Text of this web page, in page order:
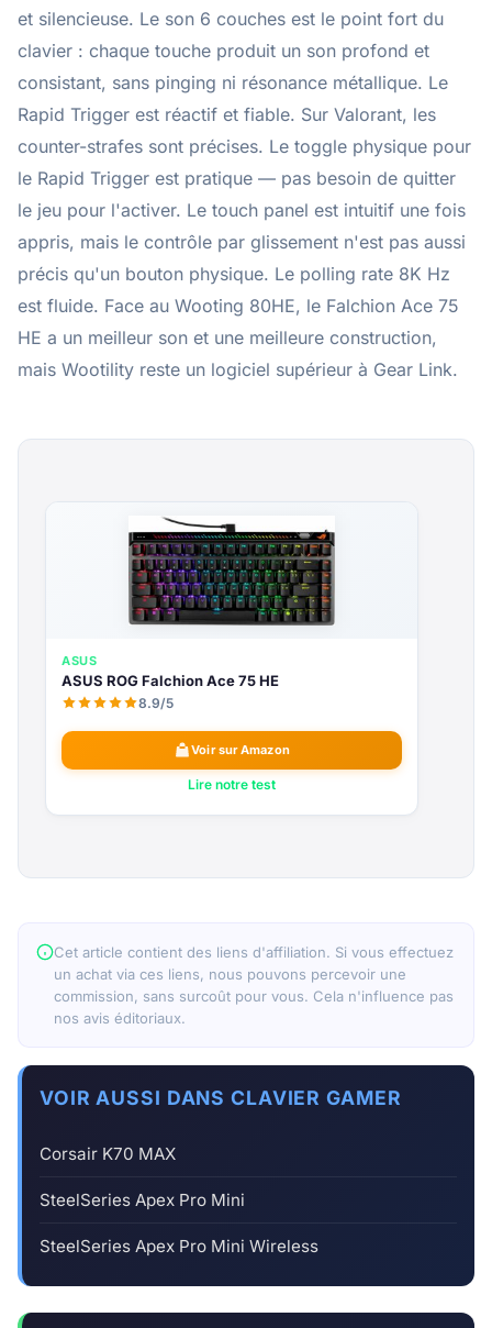
et silencieuse. Le son 6 couches est le point fort du
clavier : chaque touche produit un son profond et
consistant, sans pinging ni résonance métallique. Le
Rapid Trigger est réactif et fiable. Sur Valorant, les
counter-strafes sont précises. Le toggle physique pour
le Rapid Trigger est pratique — pas besoin de quitter
le jeu pour l'activer. Le touch panel est intuitif une fois
appris, mais le contrôle par glissement n'est pas aussi
précis qu'un bouton physique. Le polling rate 8K Hz
est fluide. Face au Wooting 80HE, le Falchion Ace 75
HE a un meilleur son et une meilleure construction,
mais Wootility reste un logiciel supérieur à Gear Link.
ASUS
ASUS ROG Falchion Ace 75 HE
8.9/5
Voir sur Amazon
Lire notre test
Cet article contient des liens d'affiliation. Si vous effectuez
un achat via ces liens, nous pouvons percevoir une
commission, sans surcoût pour vous. Cela n'influence pas
nos avis éditoriaux.
VOIR AUSSI DANS CLAVIER GAMER
Corsair K70 MAX
SteelSeries Apex Pro Mini
SteelSeries Apex Pro Mini Wireless